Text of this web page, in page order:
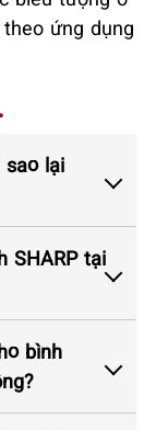
ứng dụng
sao lại
SHARP tại
bình